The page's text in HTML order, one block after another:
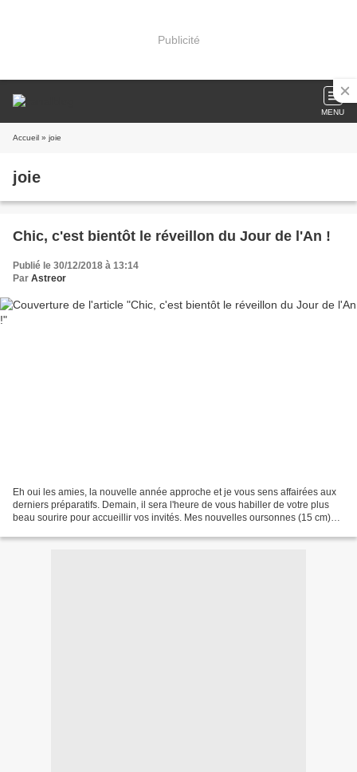
Publicité
MENU
Accueil » joie
joie
Chic, c'est bientôt le réveillon du Jour de l'An !
Publié le 30/12/2018 à 13:14
Par Astreor
Eh oui les amies, la nouvelle année approche et je vous sens affairées aux
derniers préparatifs. Demain, il sera l'heure de vous habiller de votre plus
beau sourire pour accueillir vos invités. Mes nouvelles oursonnes (15 cm)